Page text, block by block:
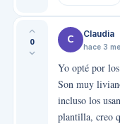
0 C Claudia
hace 3
Yo opté por
Son muy
incluso los
plantilla, creo